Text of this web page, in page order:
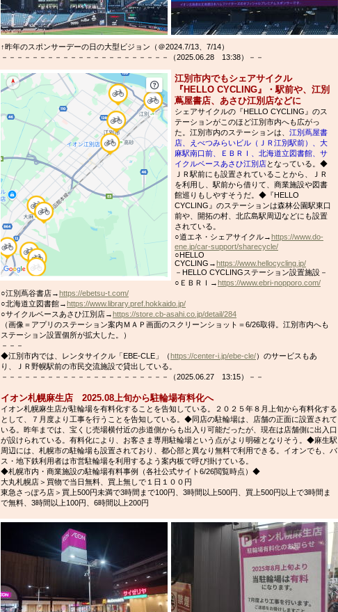
↑昨年のスポンサーデーの日の大型ビジョン（＠2024.7/13、7/14）
－－－－－－－－－－－－－－－－－－－－－－（2025.06.28 13:38）－－
江別市内でもシェアサイクル
『HELLO CYCLING』・駅前や、江別
蔦屋書店、あさひ江別店などに
シェアサイクルの『HELLO CYCLING』のス
テーションがこのほど江別市内へも広がっ
た。江別市内のステーションは、 江別蔦屋書
店、えべつみらいビル（ＪＲ江別駅前）、大
麻駅南口前、ＥＢＲＩ、北海道立図書館、サ
イクルベースあさひ江別店となっている。◆
ＪＲ駅前にも設置されていることから、ＪＲ
を利用し、駅前から借りて、商業施設や図書
館巡りもしやすそうだ。◆『HELLO
CYCLING』のステーションは森林公園駅東口
前や、開拓の村、北広島駅周辺などにも設置
されている。
○道エネ・シェアサイクル→https://www.do-
ene.jp/car-support/sharecycle/
○HELLO
CYCLING→https://www.hellocycling.jp/
－HELLO CYCLINGステーション設置施設－
○ＥＢＲＩ→https://www.ebri-nopporo.com/
○江別蔦谷書店→https://ebetsu-t.com/
○北海道立図書館→https://www.library.pref.hokkaido.jp/
○サイクルベースあさひ江別店→https://store.cb-asahi.co.jp/detail/284
（画像＝アプリのステーション案内ＭＡＰ画面のスクリーンショット＝6/26取得。江別市内へも
ステーション設置個所が拡大した。）
－－－
◆江別市内では、レンタサイクル「EBE-CLE」（https://center-i.jp/ebe-cle/）のサービスもあ
り、ＪＲ野幌駅前の市民交流施設で貸出している。
－－－－－－－－－－－－－－－－－－－－－－（2025.06.27 13:15）－－
イオン札幌麻生店 2025.08上旬から駐輪場有料化へ
イオン札幌麻生店が駐輪場を有料化することを告知している。２０２５年８月上旬から有料化する
として、７月度より工事を行うことを告知している。◆同店の駐輪場は、店舗の正面に設置されて
いる。昨年までは、宝くじ売場横付近の歩道側からも出入り可能だったが、現在は店舗側に出入口
が設けられている。有料化により、お客さま専用駐輪場という点がより明確となりそう。◆麻生駅
周辺には、札幌市の駐輪場も設置されており、都心部と異なり無料で利用できる。イオンでも、バ
ス・地下鉄利用者は市営駐輪場を利用するよう案内板で呼び掛けている。
◆札幌市内・商業施設の駐輪場有料事例（各社公式サイト6/26閲覧時点）◆
大丸札幌店＞買物で当日無料、買上無しで１日１００円
東急さっぽろ店＞買上500円未満で3時間まで100円、3時間以上500円、買上500円以上で3時間ま
で無料、3時間以上100円、6時間以上200円